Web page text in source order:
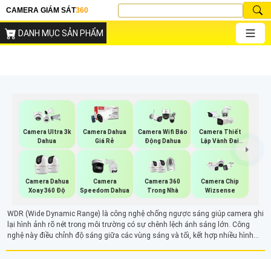
CAMERA GIÁM SÁT360
DANH MỤC SẢN PHẨM
Camera Ultra 3k
Dahua
Camera Dahua
Giá Rẻ
Camera Wifi Báo
Động Dahua
Camera Thiết
Lập Vành Đai
Dahua
Camera Dahua
Xoay 360 Độ
Camera
Speedom Dahua
Camera 360
Trong Nhà
Camera Chip
Wizsense
WDR (Wide Dynamic Range) là công nghệ chống ngược sáng giúp camera ghi
lại hình ảnh rõ nét trong môi trường có sự chênh lệch ánh sáng lớn. Công
nghệ này điều chỉnh độ sáng giữa các vùng sáng và tối, kết hợp nhiều hình